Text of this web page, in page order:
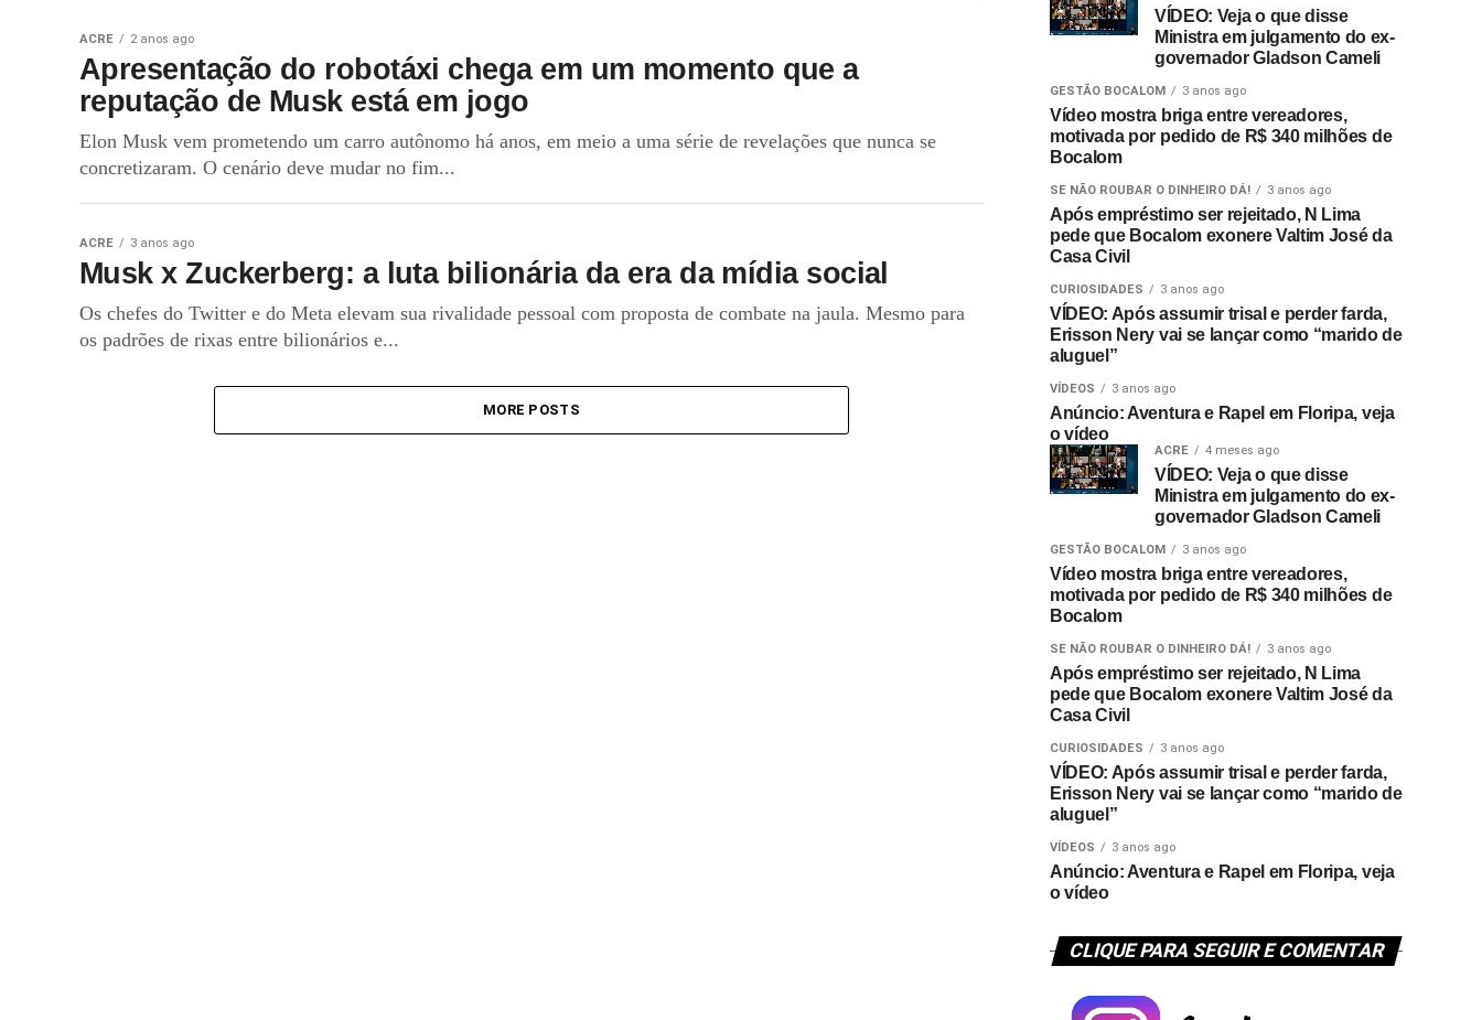
ACRE 2 anos ago
Apresentação do robotáxi chega em um momento que a
reputação de Musk está em jogo
Elon Musk vem prometendo um carro autônomo há anos, em meio a uma série de revelações que nunca se
concretizaram. O cenário deve mudar no fim...
ACRE 3 anos ago
Musk x Zuckerberg: a luta bilionária da era da mídia social
Os chefes do Twitter e do Meta elevam sua rivalidade pessoal com proposta de combate na jaula. Mesmo para
os padrões de rixas entre bilionários e...
MORE POSTS
VÍDEO: Veja o que disse
Ministra em julgamento do ex-
governador Gladson Cameli
GESTÃO BOCALOM 3 anos ago
Vídeo mostra briga entre vereadores,
motivada por pedido de R$ 340 milhões de
Bocalom
SE NÃO ROUBAR O DINHEIRO DÁ! 3 anos ago
Após empréstimo ser rejeitado, N Lima
pede que Bocalom exonere Valtim José da
Casa Civil
CURIOSIDADES 3 anos ago
VÍDEO: Após assumir trisal e perder farda,
Erisson Nery vai se lançar como “marido de
aluguel”
VÍDEOS 3 anos ago
Anúncio: Aventura e Rapel em Floripa, veja
o vídeo
ACRE 4 meses ago
VÍDEO: Veja o que disse
Ministra em julgamento do ex-
governador Gladson Cameli
GESTÃO BOCALOM 3 anos ago
Vídeo mostra briga entre vereadores,
motivada por pedido de R$ 340 milhões de
Bocalom
SE NÃO ROUBAR O DINHEIRO DÁ! 3 anos ago
Após empréstimo ser rejeitado, N Lima
pede que Bocalom exonere Valtim José da
Casa Civil
CURIOSIDADES 3 anos ago
VÍDEO: Após assumir trisal e perder farda,
Erisson Nery vai se lançar como “marido de
aluguel”
VÍDEOS 3 anos ago
Anúncio: Aventura e Rapel em Floripa, veja
o vídeo
CLIQUE PARA SEGUIR E COMENTAR